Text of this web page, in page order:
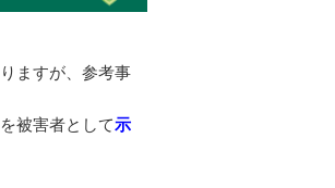
ますが、参考事
被害者として示